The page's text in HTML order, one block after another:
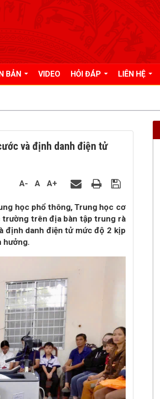
BẢN VIDEO HỎI ĐÁP LIÊN HỆ
và định danh điện tử
A- A A+
học phổ thông, Trung học cơ
trường trên địa bàn tập trung rà
định danh điện tử mức độ 2 kịp
hưởng.